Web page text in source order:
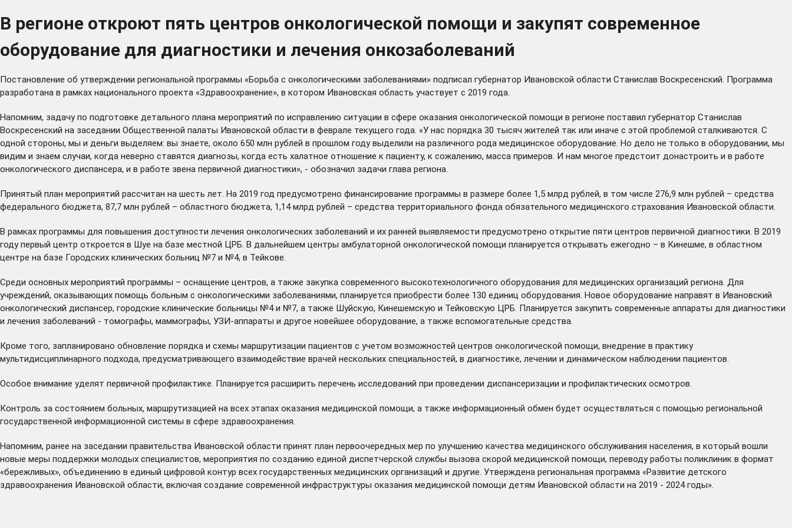
В регионе откроют пять центров онкологической помощи и закупят современное
оборудование для диагностики и лечения онкозаболеваний
Постановление об утверждении региональной программы «Борьба с онкологическими заболеваниями» подписал губернатор Ивановской области Станислав Воскресенский. Программа
разработана в рамках национального проекта «Здравоохранение», в котором Ивановская область участвует с 2019 года.
Напомним, задачу по подготовке детального плана мероприятий по исправлению ситуации в сфере оказания онкологической помощи в регионе поставил губернатор Станислав
Воскресенский на заседании Общественной палаты Ивановской области в феврале текущего года. «У нас порядка 30 тысяч жителей так или иначе с этой проблемой сталкиваются. С
одной стороны, мы и деньги выделяем: вы знаете, около 650 млн рублей в прошлом году выделили на различного рода медицинское оборудование. Но дело не только в оборудовании, мы
видим и знаем случаи, когда неверно ставятся диагнозы, когда есть халатное отношение к пациенту, к сожалению, масса примеров. И нам многое предстоит донастроить и в работе
онкологического диспансера, и в работе звена первичной диагностики», - обозначил задачи глава региона.
Принятый план мероприятий рассчитан на шесть лет. На 2019 год предусмотрено финансирование программы в размере более 1,5 млрд рублей, в том числе 276,9 млн рублей – средства
федерального бюджета, 87,7 млн рублей – областного бюджета, 1,14 млрд рублей – средства территориального фонда обязательного медицинского страхования Ивановской области.
В рамках программы для повышения доступности лечения онкологических заболеваний и их ранней выявляемости предусмотрено открытие пяти центров первичной диагностики. В 2019
году первый центр откроется в Шуе на базе местной ЦРБ. В дальнейшем центры амбулаторной онкологической помощи планируется открывать ежегодно – в Кинешме, в областном
центре на базе Городских клинических больниц №7 и №4, в Тейкове.
Среди основных мероприятий программы – оснащение центров, а также закупка современного высокотехнологичного оборудования для медицинских организаций региона. Для
учреждений, оказывающих помощь больным с онкологическими заболеваниями, планируется приобрести более 130 единиц оборудования. Новое оборудование направят в Ивановский
онкологический диспансер, городские клинические больницы №4 и №7, а также Шуйскую, Кинешемскую и Тейковскую ЦРБ. Планируется закупить современные аппараты для диагностики
и лечения заболеваний - томографы, маммографы, УЗИ-аппараты и другое новейшее оборудование, а также вспомогательные средства.
Кроме того, запланировано обновление порядка и схемы маршрутизации пациентов с учетом возможностей центров онкологической помощи, внедрение в практику
мультидисциплинарного подхода, предусматривающего взаимодействие врачей нескольких специальностей, в диагностике, лечении и динамическом наблюдении пациентов.
Особое внимание уделят первичной профилактике. Планируется расширить перечень исследований при проведении диспансеризации и профилактических осмотров.
Контроль за состоянием больных, маршрутизацией на всех этапах оказания медицинской помощи, а также информационный обмен будет осуществляться с помощью региональной
государственной информационной системы в сфере здравоохранения.
Напомним, ранее на заседании правительства Ивановской области принят план первоочередных мер по улучшению качества медицинского обслуживания населения, в который вошли
новые меры поддержки молодых специалистов, мероприятия по созданию единой диспетчерской службы вызова скорой медицинской помощи, переводу работы поликлиник в формат
«бережливых», объединению в единый цифровой контур всех государственных медицинских организаций и другие. Утверждена региональная программа «Развитие детского
здравоохранения Ивановской области, включая создание современной инфраструктуры оказания медицинской помощи детям Ивановской области на 2019 - 2024 годы».